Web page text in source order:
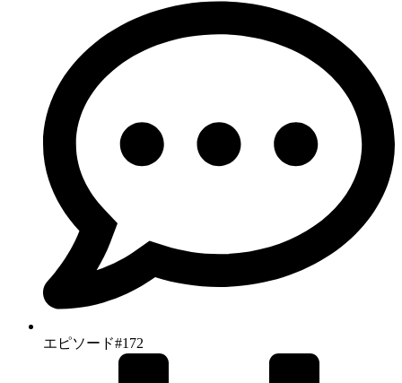
エピソード#172